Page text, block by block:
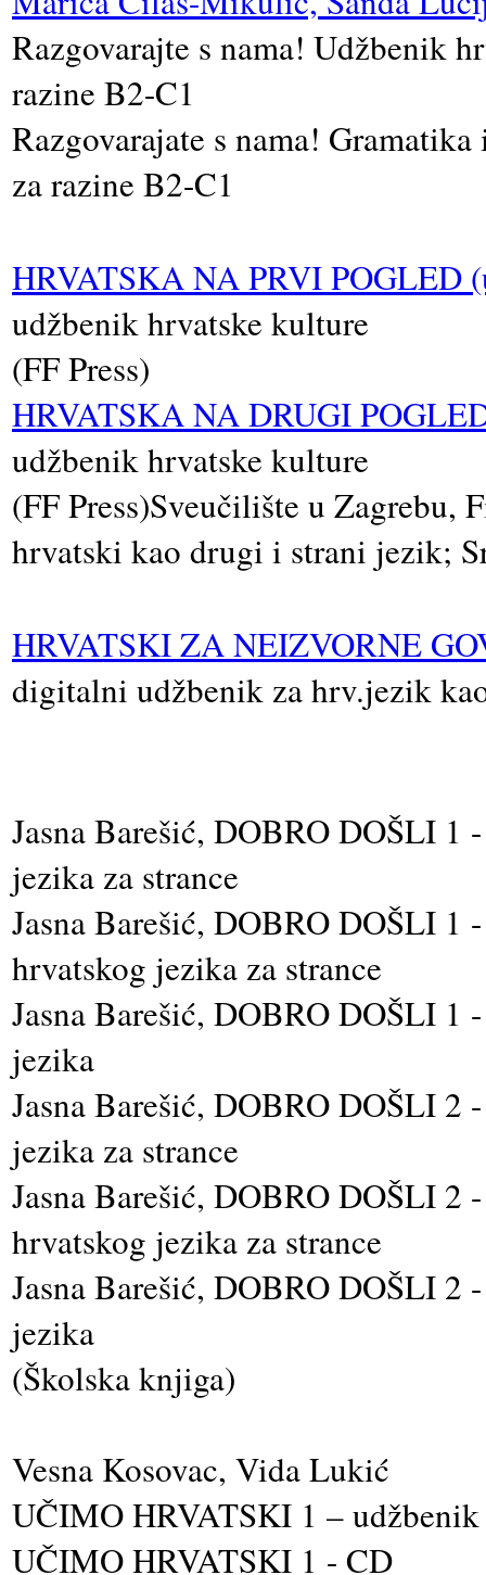
Razgovarajte s nama! Udžbenik
razine B2-C1
Razgovarajate s nama!
za razine B2-C1
HRVATSKA NA PRVI POGLED
udžbenik hrvatske kulture
(FF Press)
HRVATSKA NA DRUGI
udžbenik hrvatske kulture
(FF Press)Sveučilište u
hrvatski kao drugi i strani jezik;
HRVATSKI ZA NEIZVORNE
digitalni udžbenik za hrv.jezik
Jasna Barešić, DOBRO DOŠLI 1
jezika za strance
Jasna Barešić, DOBRO DOŠLI 1
hrvatskog jezika za strance
Jasna Barešić, DOBRO DOŠLI 1
jezika
Jasna Barešić, DOBRO DOŠLI 2
jezika za strance
Jasna Barešić, DOBRO DOŠLI 2
hrvatskog jezika za strance
Jasna Barešić, DOBRO DOŠLI 2
jezika
(Školska knjiga)
Vesna Kosovac, Vida Lukić
UČIMO HRVATSKI 1 –
UČIMO HRVATSKI 1 - CD